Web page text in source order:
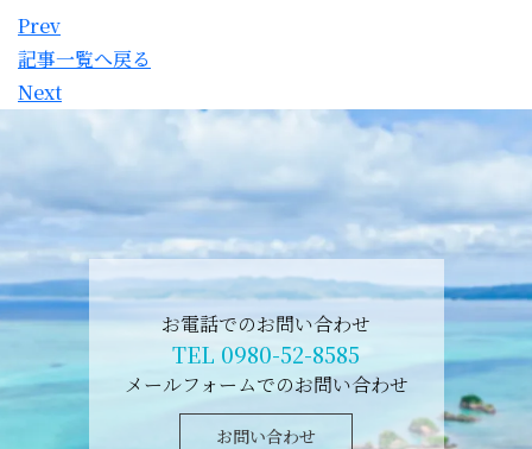
Prev
記事一覧へ戻る
Next
お電話でのお問い合わせ
TEL 0980-52-8585
メールフォームでのお問い合わせ
お問い合わせ